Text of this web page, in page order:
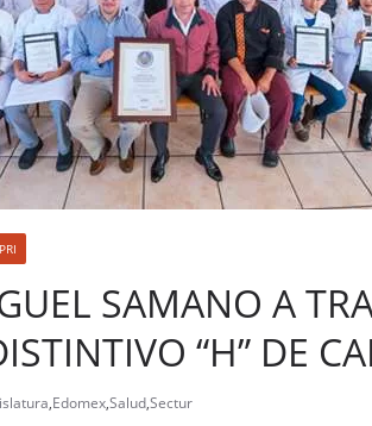
PRI
SAMANO A
“H” DE
,Edomex,Salud,Sectur